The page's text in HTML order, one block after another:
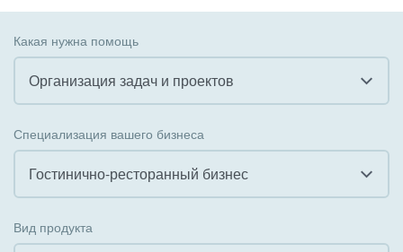
Какая нужна помощь
Организация задач и проектов
Внедрение КЭДО
Интеграция с 1С
Специализация вашего бизнеса
Гостинично-ресторанный бизнес
Вид продукта